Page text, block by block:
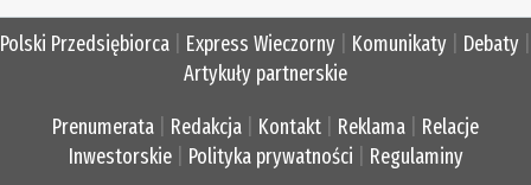
Polski Przedsiębiorca Express Wieczorny Komunikaty Debaty
Artykuły partnerskie
Prenumerata Redakcja Kontakt Reklama
Relacje
Inwestorskie| Polityka prywatności Regulaminy